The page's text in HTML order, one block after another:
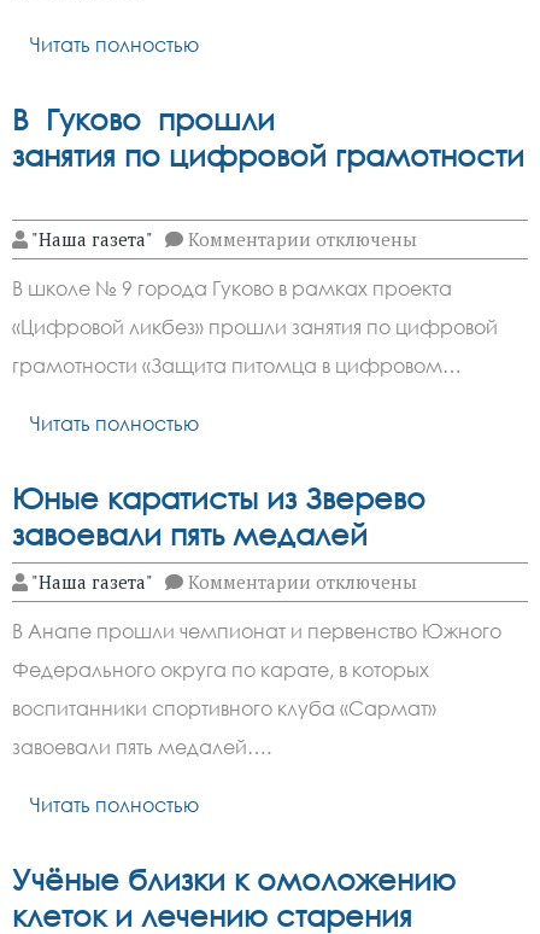
Читать полностью
В Гуково прошли
занятия по цифровой грамотности
"Наша газета" Комментарии к
записи
Гуково
прошли
занятия по цифровой
отключены
В школе № 9 города Гуково в рамках проекта
«Цифровой ликбез» прошли занятия по цифровой
грамотности «Защита питомца в цифровом…
Читать полностью
Юные каратисты из Зверево
завоевали пять медалей
"Наша газета" Комментарии к
записи
каратисты
из
Зверево
завоевали
пять
отключены
В Анапе прошли чемпионат и первенство Южного
Федерального округа по карате, в которых
воспитанники спортивного клуба «Сармат»
завоевали пять медалей….
Читать полностью
Учёные близки к омоложению
клеток и лечению старения